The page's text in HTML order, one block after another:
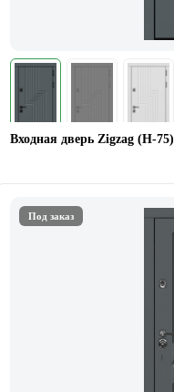
Входная дверь Zigzag (Н-75)
Под заказ